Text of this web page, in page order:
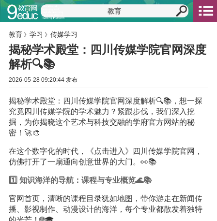
教育 》 学习 》 传媒学习
揭秘学术殿堂：四川传媒学院官网深度
解析🔍📚
2026-05-28 09:20:44 发布
揭秘学术殿堂：四川传媒学院官网深度解析🔍📚，想一探
究竟四川传媒学院的学术魅力？紧跟步伐，我们深入挖
掘，为你揭晓这个艺术与科技交融的学府官方网站的秘
密！🚀🎨
在这个数字化的时代，《点击进入》四川传媒学院官网，
仿佛打开了一扇通向创意世界的大门。👀📚
1️⃣ 知识海洋的导航：课程与专业概览🌊📚
官网首页，清晰的课程目录犹如地图，带你游走在新闻传
播、影视制作、动漫设计的海洋，每个专业都散发着独特